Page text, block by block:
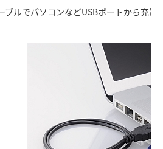
ブルでパソコンなどUSBポートから充電